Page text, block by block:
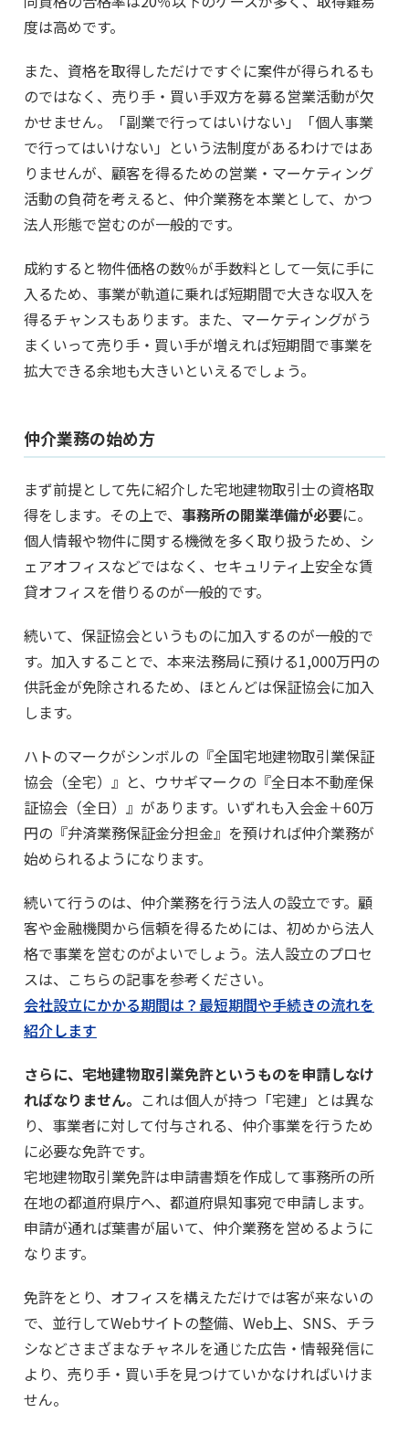
度は高めです。
また、資格を取得しただけですぐに案件が得られるも
のではなく、売り手・買い手双方を募る営業活動が欠
かせません。「副業で行ってはいけない」「個人事業
で行ってはいけない」という法制度があるわけではあ
りませんが、顧客を得るための営業・マーケティング
活動の負荷を考えると、仲介業務を本業として、かつ
法人形態で営むのが一般的です。
成約すると物件価格の数％が手数料として一気に手に
入るため、事業が軌道に乗れば短期間で大きな収入を
得るチャンスもあります。また、マーケティングがう
まくいって売り手・買い手が増えれば短期間で事業を
拡大できる余地も大きいといえるでしょう。
仲介業務の始め方
まず前提として先に紹介した宅地建物取引士の資格取
得をします。その上で、 事務所の開業準備が必要に。
個人情報や物件に関する機微を多く取り扱うため、シ
ェアオフィスなどではなく、セキュリティ上安全な賃
貸オフィスを借りるのが一般的です。
続いて、保証協会というものに加入するのが一般的で
す。加入することで、本来法務局に預ける1,000万円の
供託金が免除されるため、ほとんどは保証協会に加入
します。
ハトのマークがシンボルの『全国宅地建物取引業保証
協会（全宅）』と、ウサギマークの『全日本不動産保
証協会（全日）』があります。いずれも入会金＋60万
円の『弁済業務保証金分担金』を預ければ仲介業務が
始められるようになります。
続いて行うのは、仲介業務を行う法人の設立です。顧
客や金融機関から信頼を得るためには、初めから法人
格で事業を営むのがよいでしょう。法人設立のプロセ
スは、こちらの記事を参考ください。
会社設立にかかる期間は？最短期間や手続きの流れを
紹介します
さらに、宅地建物取引業免許というものを申請しなけ
ればなりません。 これは個人が持つ「宅建」とは異な
り、事業者に対して付与される、仲介事業を行うため
に必要な免許です。
宅地建物取引業免許は申請書類を作成して事務所の所
在地の都道府県庁へ、都道府県知事宛で申請します。
申請が通れば葉書が届いて、仲介業務を営めるように
なります。
免許をとり、オフィスを構えただけでは客が来ないの
で、並行してWebサイトの整備、Web上、SNS、チラ
シなどさまざまなチャネルを通じた広告・情報発信に
より、売り手・買い手を見つけていかなければいけま
せん。